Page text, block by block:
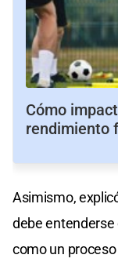
Cómo
rendimiento
Asimismo,
debe
como un